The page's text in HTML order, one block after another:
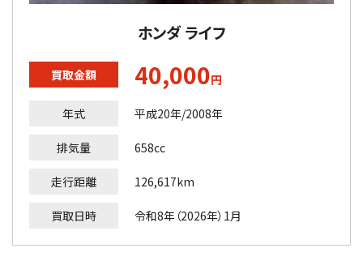
ホンダ ライフ
買取金額 40,000円
年式 平成20年/2008年
排気量 658cc
走行距離 126,617km
買取日時 令和8年（2026年）1月